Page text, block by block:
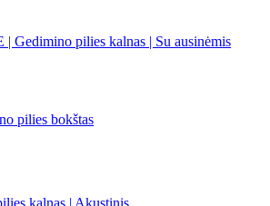
pilies kalnas | Su ausinėmis
pilies bokštas